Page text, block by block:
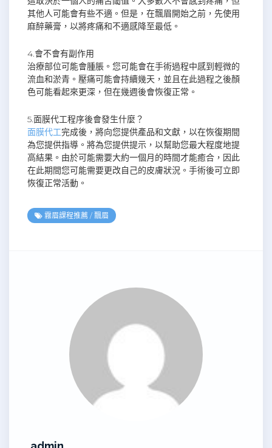
其他人可能會有些不適。但是，在飄眉開始之前，先使用
麻醉藥膏，以將疼痛和不適感降至最低。
4.會不會有副作用
治療部位可能會腫脹。您可能會在手術過程中感到輕微的
流血和淤青。壓痛可能會持續幾天，並且在此過程之後顏
色可能看起來更深，但在幾週後會恢復正常。
5.面膜代工程序後會發生什麼？
面膜代工完成後，將向您提供產品和文獻，以在恢復期間
為您提供指導。將為您提供提示，以幫助您最大程度地提
高結果。由於可能需要大約一個月的時間才能癒合，因此
在此期間您可能需要更改自己的皮膚狀況。手術後可立即
恢復正常活動。
霧眉課程推薦 / 飄眉